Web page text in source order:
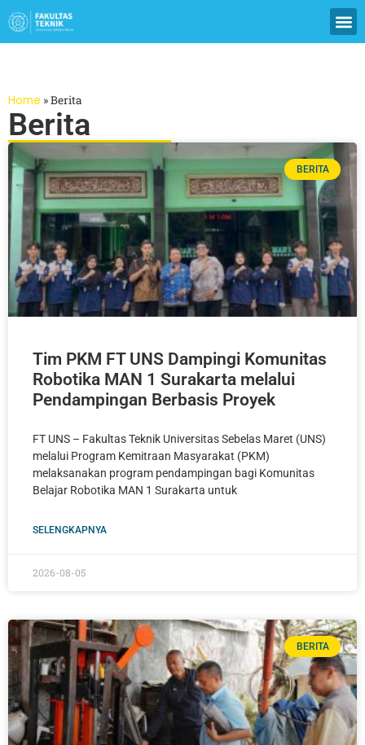
Home »Berita
Berita
BERITA
Tim PKM FT UNS Dampingi Komunitas
Robotika MAN 1 Surakarta melalui
Pendampingan Berbasis Proyek
FT UNS – Fakultas Teknik Universitas Sebelas Maret (UNS)
melalui Program Kemitraan Masyarakat (PKM)
melaksanakan program pendampingan bagi Komunitas
Belajar Robotika MAN 1 Surakarta untuk
SELENGKAPNYA
2026-08-05
BERITA